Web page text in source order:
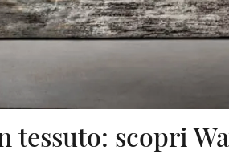
scopri